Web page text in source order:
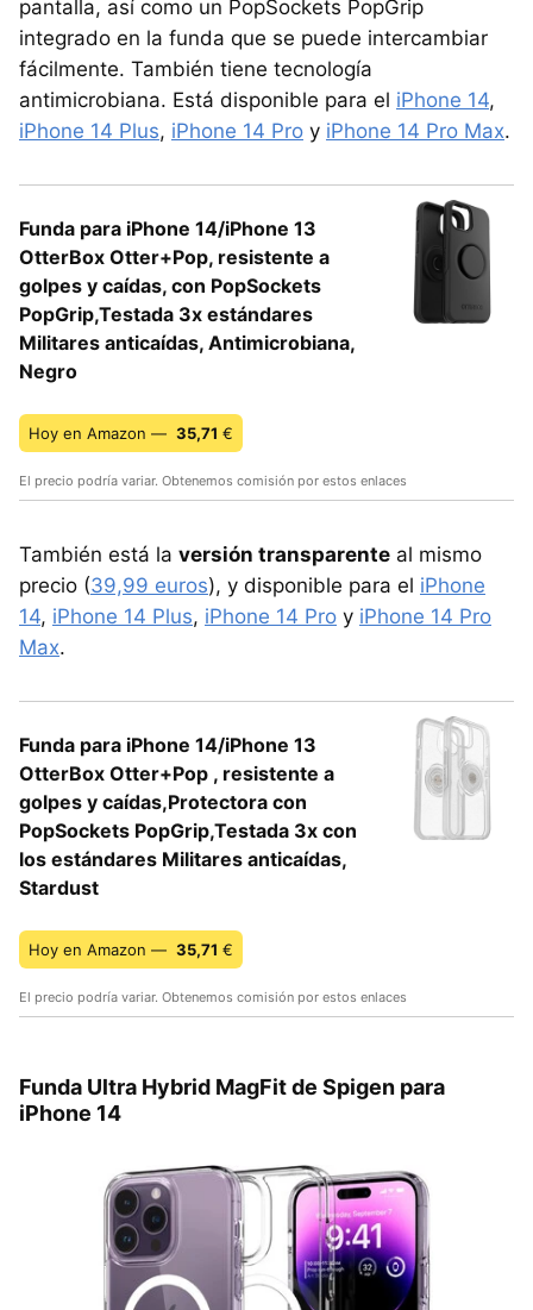
pantalla, así como un PopSockets PopGrip
integrado en la funda que se puede intercambiar
fácilmente. También tiene tecnología
antimicrobiana. Está disponible para el iPhone 14,
iPhone 14 Plus, iPhone 14 Pro y iPhone 14 Pro Max.
Funda para iPhone 14/iPhone 13
OtterBox Otter+Pop, resistente a
golpes y caídas, con PopSockets
PopGrip,Testada 3x estándares
Militares anticaídas, Antimicrobiana,
Negro
Hoy en Amazon — 35,71 €
El precio podría variar. Obtenemos comisión por estos enlaces
También está la versión transparente al mismo
precio (39,99 euros), y disponible para el iPhone
14, iPhone 14 Plus, iPhone 14 Pro y iPhone 14 Pro
Max.
Funda para iPhone 14/iPhone 13
OtterBox Otter+Pop , resistente a
golpes y caídas,Protectora con
PopSockets PopGrip,Testada 3x con
los estándares Militares anticaídas,
Stardust
Hoy en Amazon — 35,71 €
El precio podría variar. Obtenemos comisión por estos enlaces
Funda Ultra Hybrid MagFit de Spigen para
iPhone 14